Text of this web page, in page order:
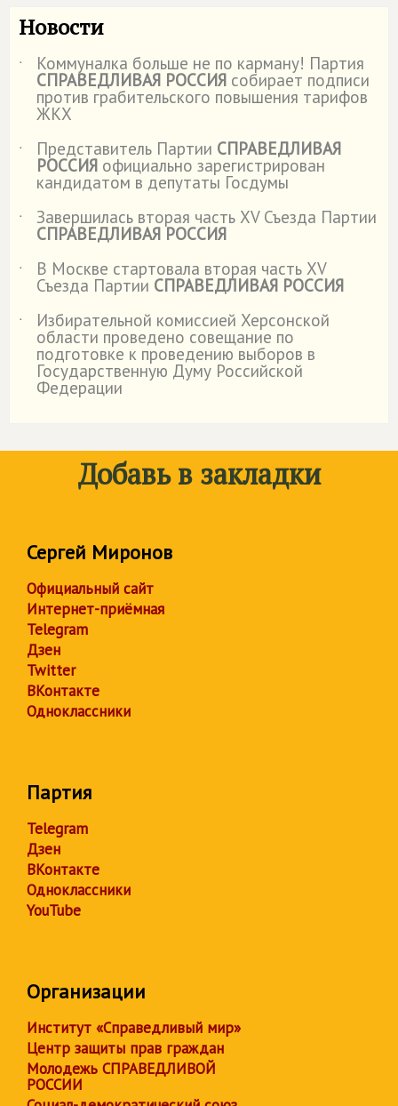
Новости
˙ Коммуналка больше не по карману! Партия
СПРАВЕДЛИВАЯ РОССИЯ собирает подписи
против грабительского повышения тарифов
ЖКХ
˙
Представитель Партии СПРАВЕДЛИВАЯ
РОССИЯ официально зарегистрирован
кандидатом в депутаты Госдумы
˙
Завершилась вторая часть XV Съезда Партии
СПРАВЕДЛИВАЯ РОССИЯ
˙
В Москве стартовала вторая часть XV
Съезда Партии СПРАВЕДЛИВАЯ РОССИЯ
˙
Избирательной комиссией Херсонской
области проведено совещание по
подготовке к проведению выборов в
Государственную Думу Российской
Федерации
Добавь в закладки
Сергей Миронов
Официальный сайт
Интернет-приёмная
Telegram
Дзен
Twitter
ВКонтакте
Одноклассники
Партия
Telegram
Дзен
ВКонтакте
Одноклассники
YouTube
Организации
Институт «Справедливый мир»
Центр защиты прав граждан
Молодежь СПРАВЕДЛИВОЙ
РОССИИ